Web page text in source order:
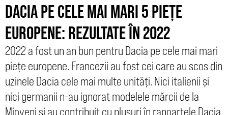
DACIA PE CELE MAI MARI 5 PIEȚE
EUROPENE: REZULTATE ÎN 2022
2022 a fost un an bun pentru Dacia pe cele mai mari
piețe europene. Francezii au fost cei care au scos din
uzinele Dacia cele mai multe unități. Nici italienii și
nici germanii n-au ignorat modelele mărcii de la
Mioveni și au contribuit cu plusuri în rapoartele Dacia.